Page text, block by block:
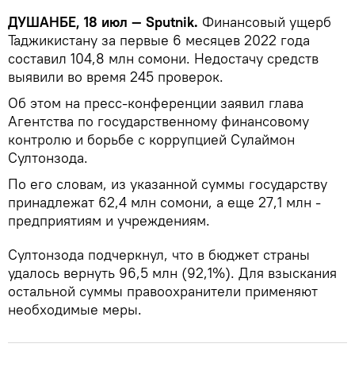
ДУШАНБЕ, 18 июл — Sputnik. Финансовый ущерб
Таджикистану за первые 6 месяцев 2022 года
составил 104,8 млн сомони. Недостачу средств
выявили во время 245 проверок.
Об этом на пресс-конференции заявил глава
Агентства по государственному финансовому
контролю и борьбе с коррупцией Сулаймон
Султонзода.
По его словам, из указанной суммы государству
принадлежат 62,4 млн сомони, а еще 27,1 млн -
предприятиям и учреждениям.
Султонзода подчеркнул, что в бюджет страны
удалось вернуть 96,5 млн (92,1%). Для взыскания
остальной суммы правоохранители применяют
необходимые меры.